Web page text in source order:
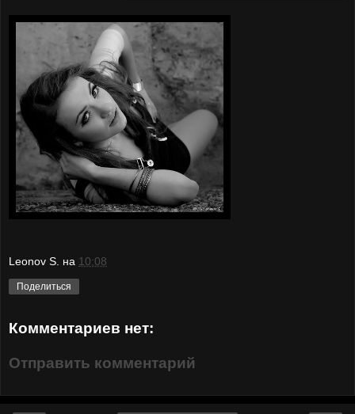
Leonov S. на 10:08
Поделиться
Комментариев нет:
Отправить комментарий